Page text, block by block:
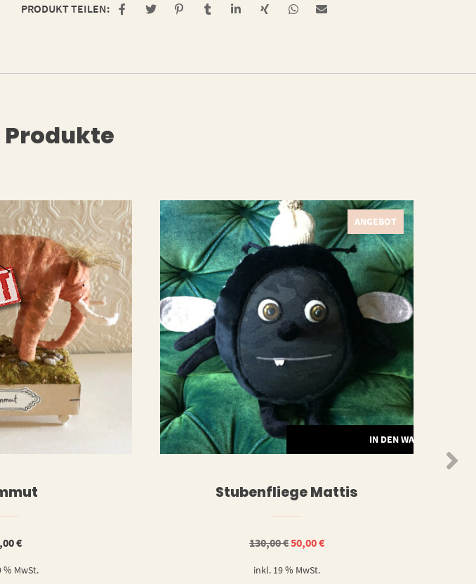
PRODUKT TEILEN:
WEITERLESEN
€
% MwSt.
IN DEN WARENKORB
ANGEBOT
Stubenfliege Mattis
130,00€Ursprünglicher
Preis
war:
130,00 €
50,00€Aktueller
inkl. 19 % MwSt.